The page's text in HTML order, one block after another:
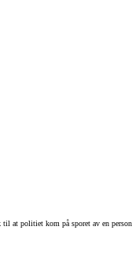
at politiet kom på sporet av en